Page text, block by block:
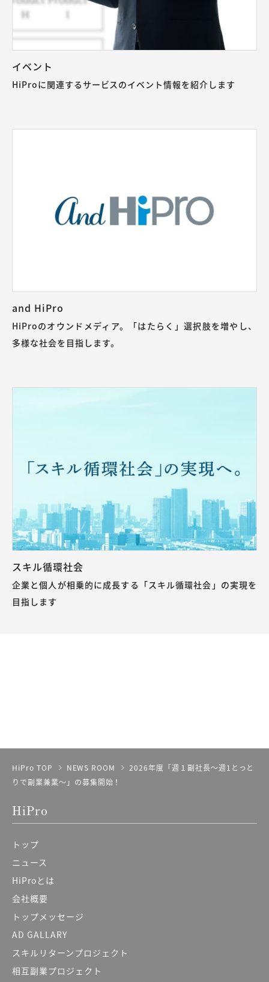
イベント
HiProに関連するサービスのイベント情報を紹介します
and HiPro
HiProのオウンドメディア。「はたらく」選択肢を増やし、
多様な社会を目指します。
スキル循環社会
企業と個人が相乗的に成長する「スキル循環社会」の実現を
目指します
HiPro TOP NEWS ROOM
2026年度「週１副社長～週1とっと
りで副業兼業～」の募集開始！
HiPro
トップ
ニュース
HiProとは
会社概要
トップメッセージ
AD GALLARY
スキルリターンプロジェクト
相互副業プロジェクト